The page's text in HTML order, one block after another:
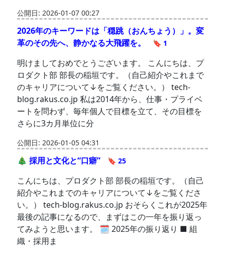
公開日: 2026-01-07 00:27
2026年のキーワードは「穏跳（おんちょう）」。変
革のその先へ、静かなる大飛躍を。
🔖 1
明けましておめでとうございます。 こんにちは、プ
ロダクト部 部長の稲垣です。（自己紹介やこれまで
のキャリアについて↓をご覧ください。） tech-
blog.rakus.co.jp 私は2014年から、仕事・プライベ
ートを問わず、毎年個人で目標を立て、その目標を
さらに3カ月単位に分
公開日: 2026-01-05 04:31
🎄 採用と文化と“口癖” 🔖 25
こんにちは、プロダクト部 部長の稲垣です。（自己
紹介やこれまでのキャリアについて↓をご覧くださ
い。） tech-blog.rakus.co.jp おそらくこれが2025年
最後の記事になるので、まずはこの一年を振り返っ
てみようと思います。 🗓 2025年の振り返り ■ 組
織・採用ま